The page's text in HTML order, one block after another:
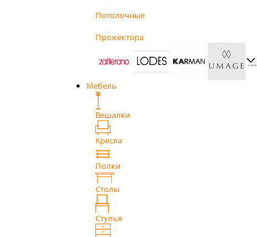
Потолочные
Прожектора
Мебель
Вешалки
Кресла
Полки
Столы
Стулья